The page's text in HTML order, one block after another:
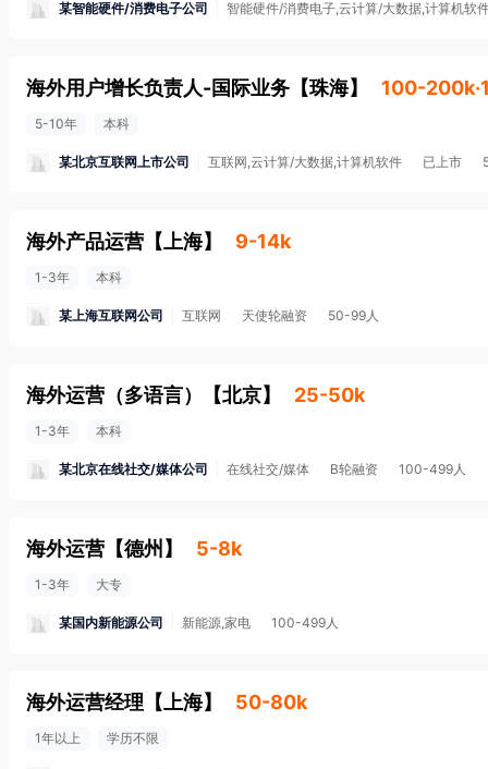
某智能硬件/消费电子公司 智能硬件/消费电子,云计算/大数据,计算机软
海外用户增长负责人-国际业务 【珠海】 100-
5-10年 本科
某北京互联网上市公司 互联网,云计算/大数据,计算机软件 已上市
海外产品运营 【 上海】 9-14k
1-3年 本科
某上海互联网公司 互联网 天使轮融资 50-99人
海外运营（多语言） 【北京】 25-50k
1-3年 本科
某北京在线社交/媒体公司 在线社交/媒体 B轮融资 100-499人
海外运营 【德州 】 5-8k
1-3年 大专
某国内新能源公司 新能源,家电 100-499人
海外运营经理 【 上海】 50-80k
1年以上 学历不限